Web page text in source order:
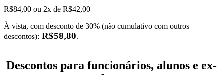
R$84,00 ou 2x de R$42,00
À vista, com desconto de 30% (não cumulativo com outros
descontos): R$58,80.
Descontos para funcionários, alunos e ex-